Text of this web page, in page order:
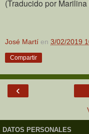
(Traducido por
José Martí en 3/02/2019
Compartir
‹
DATOS PERSONALES